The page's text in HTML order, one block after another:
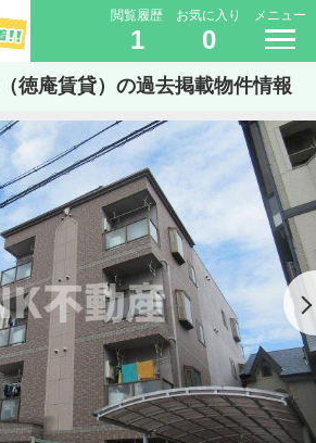
閲覧履歴
1
お気に入り
0
メニュー
徳庵賃貸）の過去掲載物件情報